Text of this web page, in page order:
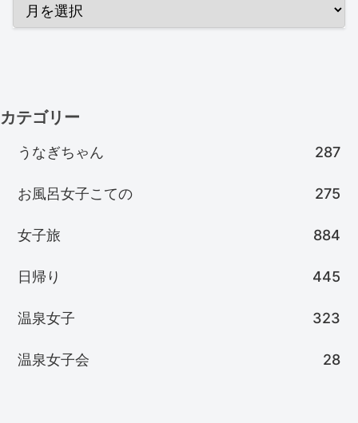
カテゴリー
うなぎちゃん 287
お風呂女子こての 275
女子旅 884
日帰り 445
温泉女子 323
温泉女子会 28